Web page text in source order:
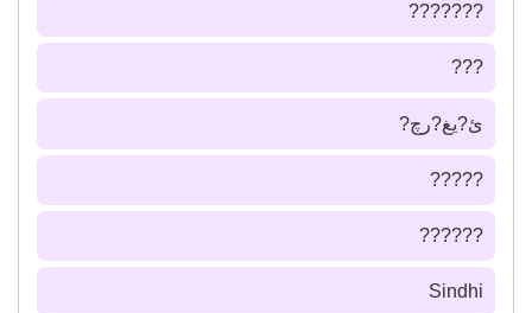
???????
???
ئ?يغ?رچ?
?????
??????
Sindhi